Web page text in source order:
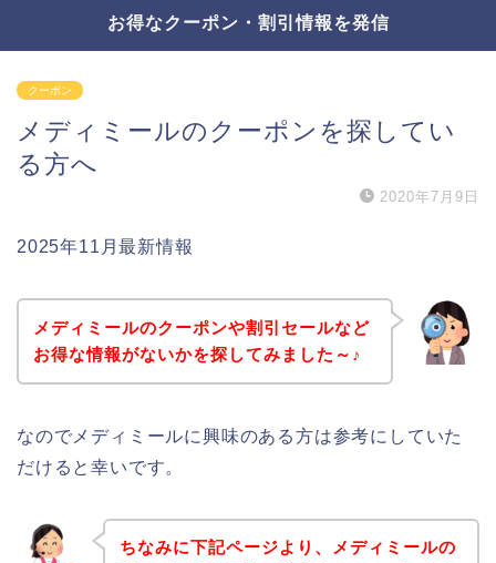
お得なクーポン・割引情報を発信
クーポン
メディミールのクーポンを探してい
る方へ
2020年7月9日
2025年11月最新情報
メディミールのクーポンや割引セールなど
お得な情報がないかを探してみました～♪
なのでメディミールに興味のある方は参考にしていた
だけると幸いです。
ちなみに下記ページより、メディミールの